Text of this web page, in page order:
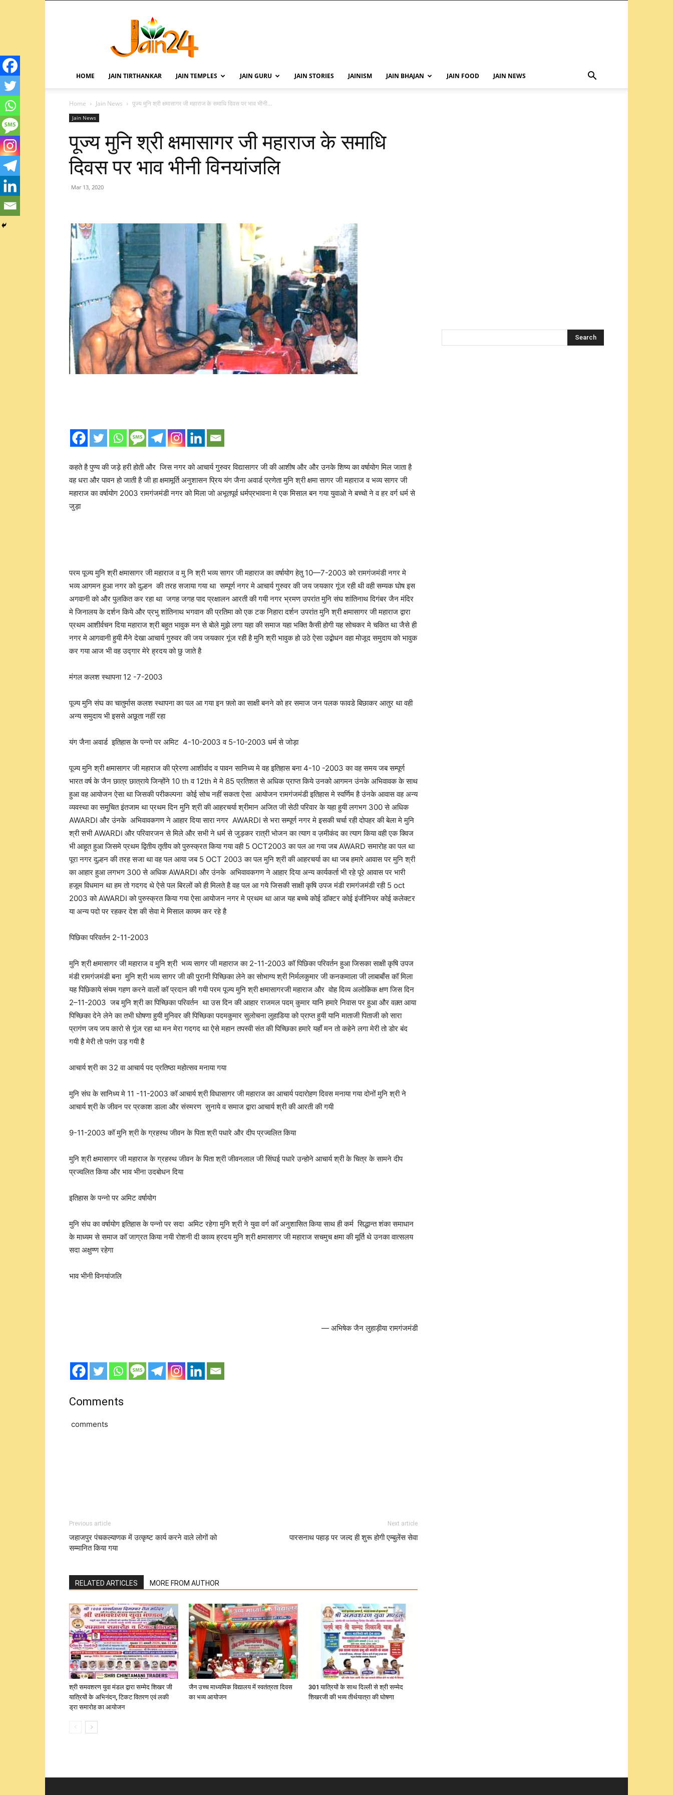
HOME JAIN TIRTHANKAR JAIN TEMPLES JAIN GURU JAIN STORIES JAINISM JAIN BHAJAN JAIN FOOD JAIN NEWS
Home Jain News पूज्य मुनि श्री क्षमासागर जी महाराज के समाधि दिवस पर भाव भीनी...
Jain News
पूज्य मुनि श्री क्षमासागर जी महाराज के समाधि
दिवस पर भाव भीनी विनयांजलि
Mar 13, 2020
कहते है पुण्य की जड़े हरी होती और जिस नगर को आचार्य गुरुवर विद्यासागर जी की आशीष और और उनके शिष्य का वर्षायोग मिल जाता है
वह धरा और पावन हो जाती है जी हा क्षमामूर्ति अनुशासन प्रिय यंग जैना अवार्ड प्रणेता मुनि श्री क्षमा सागर जी महाराज व भव्य सागर जी
महाराज का वर्षायोग 2003 रामगंजमंडी नगर को मिला जो अभूतपूर्व धर्मप्रभावना मे एक मिसाल बन गया युवाओ ने बच्चो ने व हर वर्ग धर्म से
जुड़ा
परम पूज्य मुनि श्री क्षमासागर जी महाराज व मु नि श्री भव्य सागर जी महाराज का वर्षायोग हेतु 10—7-2003 को रामगंजमंडी नगर मे
भव्य आगमन हुआ नगर को दुल्हन की तरह सजाया गया था सम्पूर्ण नगर मे आचार्य गुरुवर की जय जयकार गूंज रही थी वही सम्यक घोष इस
अगवानी को और पुलकित कर रहा था जगह जगह पाद प्रक्षालन आरती की गयी नगर भ्रमण उपरांत मुनि संघ शांतिनाथ दिगंबर जैन मंदिर
मे जिनालय के दर्शन किये और प्रभु शांतिनाथ भगवान की प्रतिमा को एक टक निहारा दर्शन उपरांत मुनि श्री क्षमासागर जी महाराज द्वारा
प्रथम आशीर्वचन दिया महाराज श्री बहुत भावुक मन से बोले मुझे लगा यहा की समाज यहा भक्ति कैसी होगी यह सोचकर मे चकित था जैसे ही
नगर मे आगवानी हुयी मैने देखा आचार्य गुरुवर की जय जयकार गूंज रही है मुनि श्री भावुक हो उठे ऐसा उद्बोधन वहा मोजूद समुदाय को भावुक
कर गया आज भी वह उद्गार मेरे ह्रदय को छु जाते है
मंगल कलश स्थापना 12 -7-2003
पूज्य मुनि संघ का चातुर्मास कलश स्थापना का पल आ गया इन फ़्लो का साक्षी बनने को हर समाज जन पलक फावडे बिछाकर आतुर था वही
अन्य समुदाय भी इससे अछूता नहीं रहा
यंग जैना अवार्ड इतिहास के पन्नो पर अमिट 4-10-2003 व 5-10-2003 धर्म से जोड़ा
पूज्य मुनि श्री क्षमासागर जी महाराज की प्रेरणा आशीर्वाद व पावन सानिध्य मे वह इतिहास बना 4-10 -2003 का वह समय जब सम्पूर्ण
भारत वर्ष के जैन छात्र छात्राये जिन्होंने 10 th व 12th मे मे 85 प्रतिशत से अधिक प्राप्त किये उनको आगमन उंनके अभिवावक के साथ
हुआ वह आयोजन ऐसा था जिसकी परीकल्पना कोई सोच नहीं सकता ऐसा आयोजन रामगंजमंडी इतिहास मे स्वर्णिम है उंनके आवास वह अन्य
व्यवस्था का समुचित इंतजाम था प्रथम दिन मुनि श्री की आहरचर्या श्रीमान अजित जी सेठी परिवार के यहा हुयी लगभग 300 से अधिक
AWARDI और उंनके अभिवावकगण ने आहार दिया सारा नगर AWARDI से भरा सम्पूर्ण नगर मे इसकी चर्चा रही दोपहर की बेला मे मुनि
श्री सभी AWARDI और परिवारजन से मिले और सभी ने धर्म से जुड़कर रात्री भोजन का त्याग व ज़मीकंद का त्याग किया वही एक क्विज
भी आहूत हुआ जिसमे प्रथम द्वितीय तृतीय को पुरुस्क्रत किया गया वही 5 OCT2003 का पल आ गया जब AWARD समारोह का पल था
पूरा नगर दुल्हन की तरह सजा था वह पल आया जब 5 OCT 2003 का पल मुनि श्री की आहरचर्या का था जब हमारे आवास पर मुनि श्री
का आहार हुआ लगभग 300 से अधिक AWARDI और उंनके अभिवावकगण ने आहार दिया अन्य कार्यकर्ता भी रहे पूरे आवास पर भारी
हजूम विधमान था हम तो गदगद थे ऐसे पल बिरलों को ही मिलते है वह पल आ गये जिसकी साक्षी कृषि उपज मंडी रामगंजमंडी रही 5 oct
2003 को AWARDI को पुरुस्क्रत किया गया ऐसा आयोजन नगर मे प्रथम था आज यह बच्चे कोई डॉक्टर कोई इंजीनियर कोई कलेक्टर
या अन्य पदो पर रहकर देश की सेवा मे मिसाल कायम कर रहे है
पिछिका परिवर्तन 2-11-2003
मुनि श्री क्षमासागर जी महाराज व मुनि श्री भव्य सागर जी महाराज का 2-11-2003 कॉ पिछिका परिवर्तन हुआ जिसका साक्षी कृषि उपज
मंडी रामगंजमंडी बना मुनि श्री भव्य सागर जी की पुरानी पिच्छिका लेने का सोभाग्य श्री निर्मलकुमार जी कनकमाला जी लाबाबाँस कॉ मिला
यह पिछिकाये संयम गहण करने वालों कॉ प्रदान की गयी परम पूज्य मुनि श्री क्षमासागरजी महाराज और वोह दिव्य अलोकिक क्षण जिस दिन
2–11-2003 जब मुनि श्री का पिच्छिका परिवर्तन था उस दिन की आहार राजमल पदम् कुमार यानि हमारे निवास पर हुआ और वक़्त आया
पिच्छिका देने लेने का तभी घोषणा हुयी मुनिवर की पिच्छिका पदमकुमार सुलोचना लुहाडिया को प्राप्त हुयी यानि माताजी पिताजी को सारा
प्रागंण जय जय कारो से गूंज रहा था मन मेरा गदगद था ऐसे महान तपस्वी संत की पिच्छिका हमारे यहाँ मन तो कहेने लगा मेरी तो डोर बंद
गयी है मेरी तो पतंग उड़ गयी है
आचार्य श्री का 32 वा आचार्य पद प्रतिष्ठा महोत्सव मनाया गया
मुनि संघ के सानिध्य मे 11 -11-2003 कॉ आचार्य श्री विधासागर जी महाराज का आचार्य पदारोहण दिवस मनाया गया दोनों मुनि श्री ने
आचार्य श्री के जीवन पर प्रकाश डाला और संस्मरण सुनाये व समाज द्वारा आचार्य श्री की आरती की गयी
9-11-2003 कॉ मुनि श्री के ग्रहस्थ जीवन के पिता श्री पधारे और दीप प्रज्वलित किया
मुनि श्री क्षमासागर जी महाराज के ग्रहस्थ जीवन के पिता श्री जीवनलाल जी सिंघई पधारे उन्होने आचार्य श्री के चित्र के सामने दीप
प्रज्वलित किया और भाव भीना उदबोधन दिया
इतिहास के पन्नो पर अमिट वर्षायोग
मुनि संघ का वर्षायोग इतिहास के पन्नो पर सदा अमिट रहेगा मुनि श्री ने युवा वर्ग कॉ अनुशासित किया साथ ही कर्म सिद्धान्त शंका समाधान
के माध्यम से समाज कॉ जाग्रत किया नयी रोशनी दी काव्य ह्रदय मुनि श्री क्षमासागर जी महाराज सचमुच क्षमा की मूर्ति थे उनका वात्सलय
सदा अक्षुण्ण रहेगा
भाव भीनी विनयांजलि
— अभिषेक जैन लुहाड़ीया रामगंजमंडी
Comments
comments
Previous article
जहाजपुर पंचकल्याणक में उत्कृष्ट कार्य करने वाले लोगों को
सम्मानित किया गया
Next article
पारसनाथ पहाड़ पर जल्द ही शुरू होगी एम्बुलेंस सेवा
RELATED ARTICLES MORE FROM AUTHOR
श्री समवशरण युवा मंडल द्वारा सम्मेद शिखर जी
यात्रियों के अभिनंदन, टिकट वितरण एवं लकी
ड्रा समारोह का आयोजन
जैन उच्च माध्यमिक विद्यालय में स्वतंत्रता दिवस
का भव्य आयोजन
301 यात्रियों के साथ दिल्ली से श्री सम्मेद
शिखरजी की भव्य तीर्थयात्रा की घोषणा